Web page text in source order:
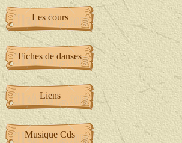
Les cours
Fiches de danses
Liens
Musique Cds